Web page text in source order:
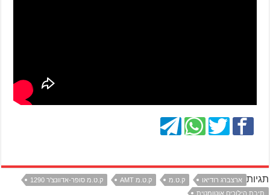
תגיות ארצברג רודיאו ק.ט.מ ק.ט.מ AMT
ק.ט.מ סופר-אדוונצ'ר 1290
תיבת הילוכים אוטומטית